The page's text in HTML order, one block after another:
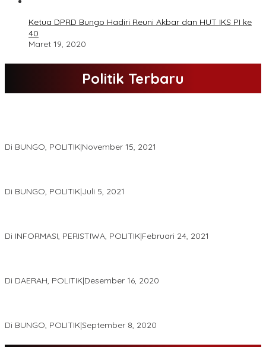
Ketua DPRD Bungo Hadiri Reuni Akbar dan HUT IKS PI ke
40
Maret 19, 2020
Politik Terbaru
Di BUNGO, POLITIK|November 15, 2021
Di BUNGO, POLITIK|Juli 5, 2021
Di INFORMASI, PERISTIWA, POLITIK|Februari 24, 2021
Di DAERAH, POLITIK|Desember 16, 2020
Di BUNGO, POLITIK|September 8, 2020